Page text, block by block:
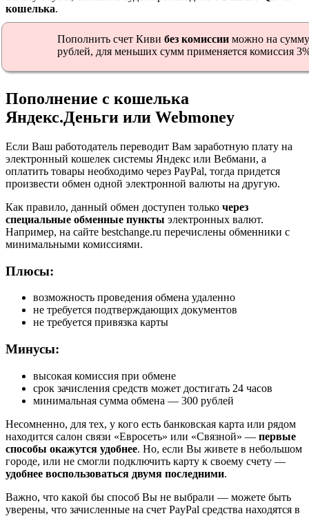
кошелька.
Пополнить счет Киви без комиссии можно на
рублей, для меньших сумм применяется комиссия
Пополнение с кошелька
Яндекс.Деньги или Webmoney
Если Ваш работодатель переводит Вам заработную плату на
электронный кошелек системы Яндекс или Вебмани, а
оплатить товары необходимо через PayPal, тогда придется
произвести обмен одной электронной валюты на другую.
Как правило, данный обмен доступен только через
специальные обменные пункты электронных валют.
Например, на сайте bestchange.ru перечислены обменники с
минимальными комиссиями.
Плюсы:
возможность проведения обмена удаленно
не требуется подтверждающих документов
не требуется привязка карты
Минусы:
высокая комиссия при обмене
срок зачисления средств может достигать 24 часов
минимальная сумма обмена — 300 рублей
Несомненно, для тех, у кого есть банковская карта или рядом
находится салон связи «Евросеть» или «Связной» — первые
способы окажутся удобнее. Но, если Вы живете в небольшом
городе, или не смогли подключить карту к своему счету —
удобнее воспользоваться двумя последними.
Важно, что какой бы способ Вы не выбрали — можете быть
уверены, что зачисленные на счет PayPal средства находятся в